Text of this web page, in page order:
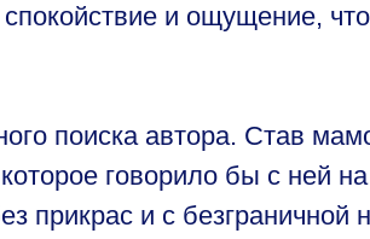
и ощущение,
поиска автора. Став
говорило бы с ней
прикрас и с безграничной